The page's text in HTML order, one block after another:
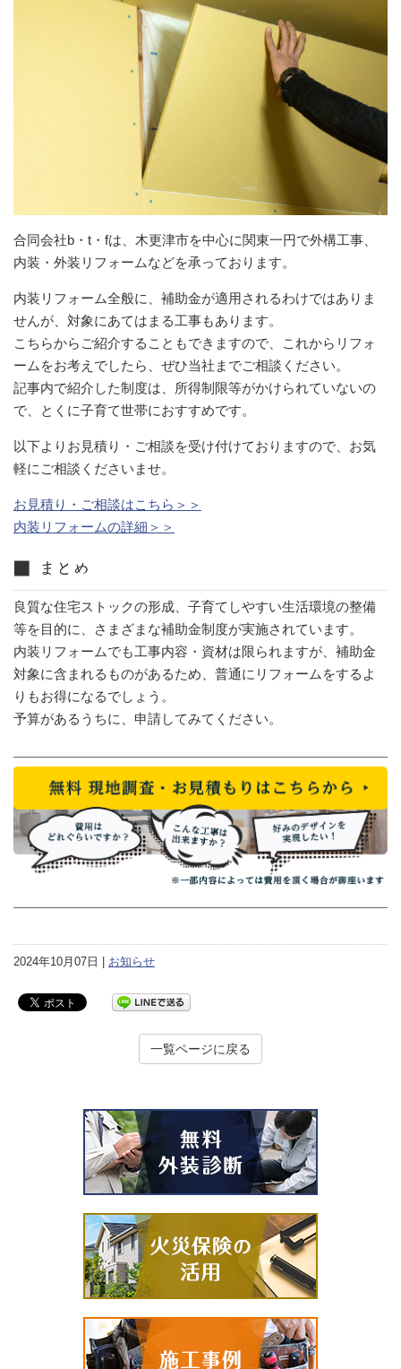
合同会社b・t・fは、木更津市を中心に関東一円で外構工事、
内装・外装リフォームなどを承っております。
内装リフォーム全般に、補助金が適用されるわけではありま
せんが、対象にあてはまる工事もあります。
こちらからご紹介することもできますので、これからリフォ
ームをお考えでしたら、ぜひ当社までご相談ください。
記事内で紹介した制度は、所得制限等がかけられていないの
で、とくに子育て世帯におすすめです。
以下よりお見積り・ご相談を受け付けておりますので、お気
軽にご相談くださいませ。
お見積り・ご相談はこちら＞＞
内装リフォームの詳細＞＞
■ まとめ
良質な住宅ストックの形成、子育てしやすい生活環境の整備
等を目的に、さまざまな補助金制度が実施されています。
内装リフォームでも工事内容・資材は限られますが、補助金
対象に含まれるものがあるため、普通にリフォームをするよ
りもお得になるでしょう。
予算があるうちに、申請してみてください。
2024年10月07日 | お知らせ
一覧ページに戻る